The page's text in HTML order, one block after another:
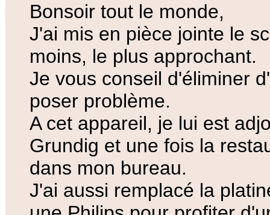
Bonsoir tout le monde,
J'ai mis en pièce jointe le
moins, le plus approchant.
Je vous conseil d'éliminer
poser problème.
A cet appareil, je lui est
Grundig et une fois la
dans mon bureau.
J'ai aussi remplacé la